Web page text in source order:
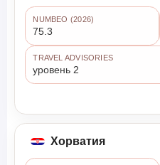
NUMBEO (2026)
75.3
TRAVEL ADVISORIES
уровень 2
Хорватия